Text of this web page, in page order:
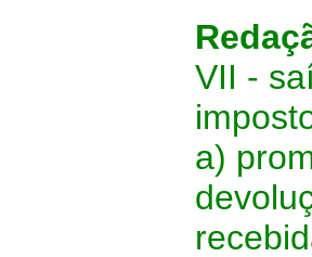
VII -
a)